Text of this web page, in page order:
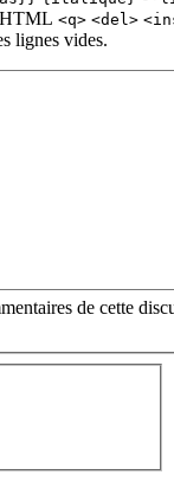
HTML <q> <del>
lignes vides.
de cette